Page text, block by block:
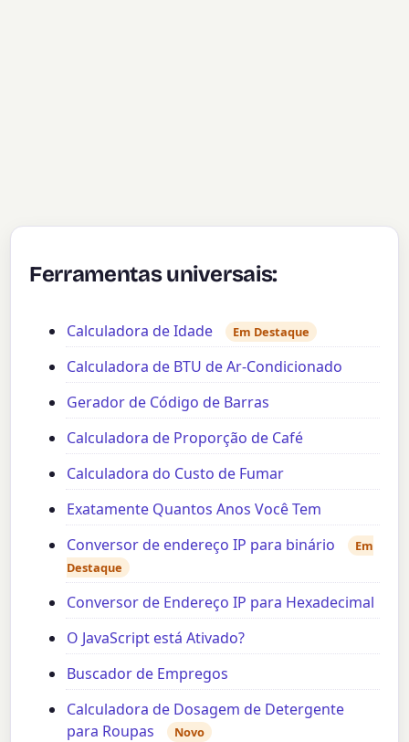
Ferramentas universais:
Calculadora de Idade Em Destaque
Calculadora de BTU de Ar-Condicionado
Gerador de Código de Barras
Calculadora de Proporção de Café
Calculadora do Custo de Fumar
Exatamente Quantos Anos Você Tem
Conversor de endereço IP para binário
Em
Destaque
Conversor de Endereço IP para Hexadecimal
O JavaScript está Ativado?
Buscador de Empregos
Calculadora de Dosagem de Detergente
para Roupas
Novo